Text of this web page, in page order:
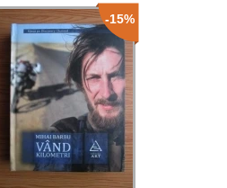
-15%